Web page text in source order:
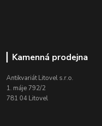
Kamenná prodejna
Antikvariát Litovel s.r.o.
1. máje 792/2
781 04 Litovel